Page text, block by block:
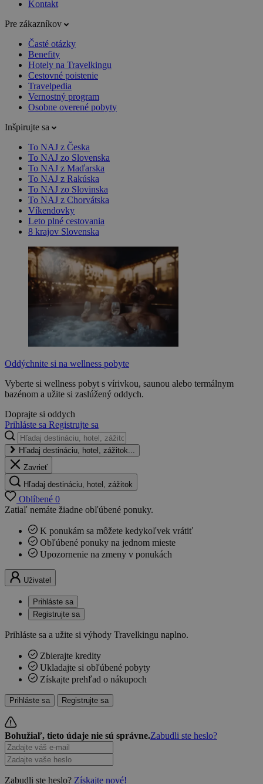
Kontakt
Pre zákazníkov
Časté otázky
Benefity
Hotely na Travelkingu
Cestovné poistenie
Travelpedia
Vernostný program
Osobne overené pobyty
Inšpirujte sa
To NAJ z Česka
To NAJ zo Slovenska
To NAJ z Maďarska
To NAJ z Rakúska
To NAJ zo Slovinska
To NAJ z Chorvátska
Víkendovky
Leto plné cestovania
8 krajov Slovenska
Oddýchnite si na wellness pobyte
Vyberte si wellness pobyt s vírivkou, saunou alebo termálnym
bazénom a užite si zaslúžený oddych.
Doprajte si oddych
Prihláste sa Registrujte sa
Hľadaj destináciu, hotel, zážitok...
Zavrieť
Hľadaj destináciu, hotel, zážitok
Oblíbené 0
Zatiaľ nemáte žiadne obľúbené ponuky.
K ponukám sa môžete kedykoľvek vrátiť
Obľúbené ponuky na jednom mieste
Upozornenie na zmeny v ponukách
Uživatel
Prihláste sa
Registrujte sa
Prihláste sa a užite si výhody Travelkingu naplno.
Zbierajte kredity
Ukladajte si obľúbené pobyty
Získajte prehľad o nákupoch
Prihláste sa Registrujte sa
Bohužiaľ, tieto údaje nie sú správne.Zabudli ste heslo?
Zabudli ste heslo? Získajte nové!